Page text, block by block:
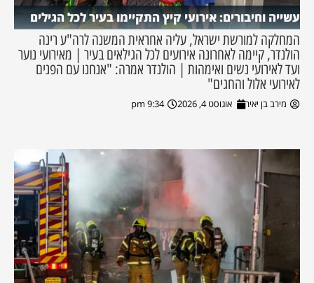
עשייה וחיבורים: אירועי קיץ התקיימו בעיר לכל הגילים
המחלקה למורשת ישראל, עליה אחראית המשנה לרה"ע רינה
הולנדר, קיימה לאחרונה אירועים לכל הגילאים בעיר | מאירועי נוער
ועד לאירועי נשים ואימהות | הולנדר אמרה: "אנחנו עם הפנים
לאירועי אלול והחגים"
מירב בן יאיר אוגוסט 4, 2026 9:34 pm